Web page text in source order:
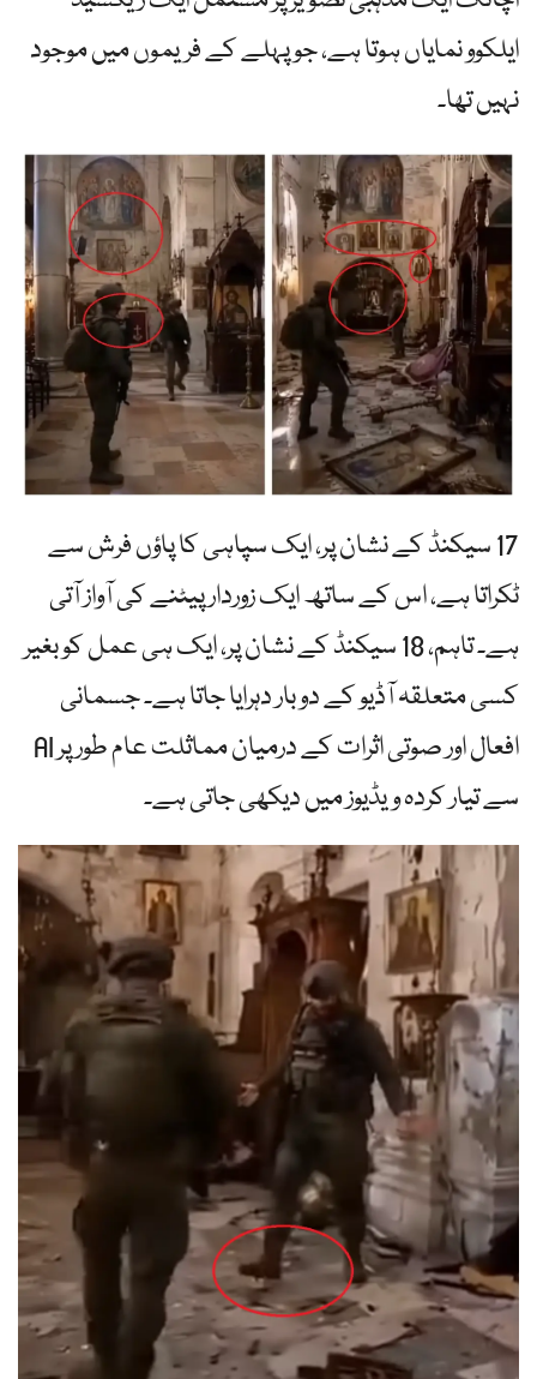
ایلکوو نمایاں ہوتا ہے، جو پہلے کے فریموں میں موجود
نہیں تھا۔
17 سیکنڈ کے نشان پر، ایک سپاہی کا پاؤں فرش سے
ٹکراتا ہے، اس کے ساتھ ایک زوردار پیٹنے کی آواز آتی
ہے۔ تاہم، 18 سیکنڈ کے نشان پر، ایک ہی عمل کو بغیر
کسی متعلقہ آڈیو کے دو بار دہرایا جاتا ہے۔ جسمانی
افعال اور صوتی اثرات کے درمیان مماثلت عام طور پر AI
سے تیار کردہ ویڈیوز میں دیکھی جاتی ہے۔